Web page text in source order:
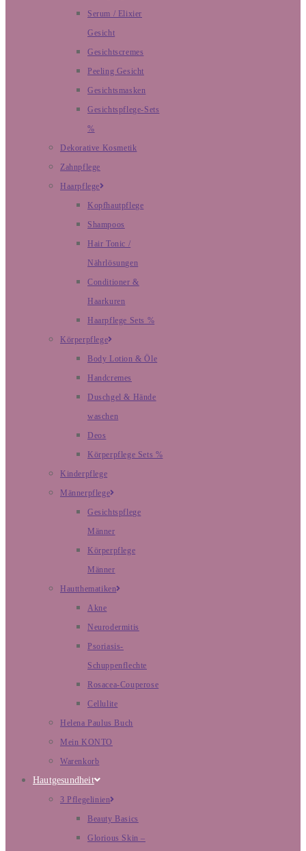
Serum / Elixier
Gesicht
Gesichtscremes
Peeling Gesicht
Gesichtsmasken
Gesichtspflege-Sets
%
Dekorative Kosmetik
Zahnpflege
Haarpflege
Kopfhautpflege
Shampoos
Hair Tonic /
Nährlösungen
Conditioner &
Haarkuren
Haarpflege Sets %
Körperpflege
Body Lotion & Öle
Handcremes
Duschgel & Hände
waschen
Deos
Körperpflege Sets %
Kinderpflege
Männerpflege
Gesichtspflege
Männer
Körperpflege
Männer
Hautthematiken
Akne
Neurodermitis
Psoriasis-
Schuppenflechte
Rosacea-Couperose
Cellulite
Helena Paulus Buch
Mein KONTO
Warenkorb
Hautgesundheit
3 Pflegelinien
Beauty Basics
Glorious Skin –